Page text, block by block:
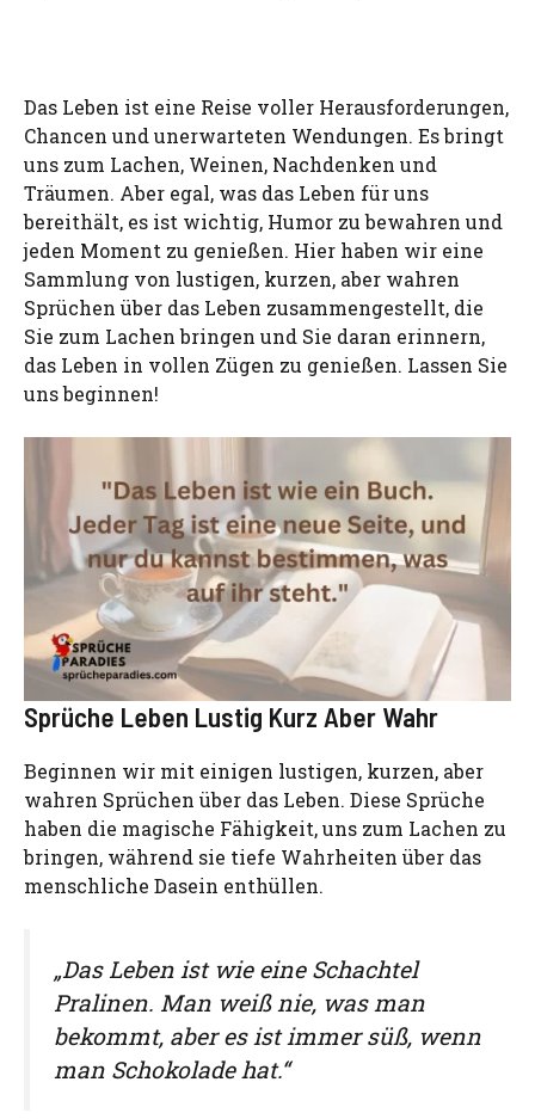
Das Leben ist eine Reise voller Herausforderungen,
Chancen und unerwarteten Wendungen. Es bringt
uns zum Lachen, Weinen, Nachdenken und
Träumen. Aber egal, was das Leben für uns
bereithält, es ist wichtig, Humor zu bewahren und
jeden Moment zu genießen. Hier haben wir eine
Sammlung von lustigen, kurzen, aber wahren
Sprüchen über das Leben zusammengestellt, die
Sie zum Lachen bringen und Sie daran erinnern,
das Leben in vollen Zügen zu genießen. Lassen Sie
uns beginnen!
Sprüche Leben Lustig Kurz Aber Wahr
Beginnen wir mit einigen lustigen, kurzen, aber
wahren Sprüchen über das Leben. Diese Sprüche
haben die magische Fähigkeit, uns zum Lachen zu
bringen, während sie tiefe Wahrheiten über das
menschliche Dasein enthüllen.
„Das Leben ist wie eine Schachtel
Pralinen. Man weiß nie, was man
bekommt, aber es ist immer süß, wenn
man Schokolade hat.“